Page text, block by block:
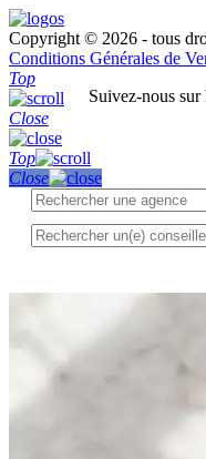
Copyright © 2026 - tous
Conditions Générales de
Suivez-nous sur
Top
Close
Top
Close